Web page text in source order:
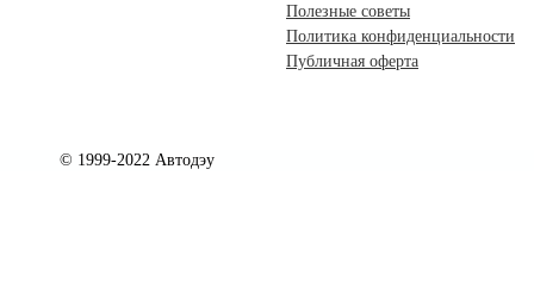
Полезные советы
Политика конфиденциальности
Публичная оферта
© 1999-2022 Автодэу